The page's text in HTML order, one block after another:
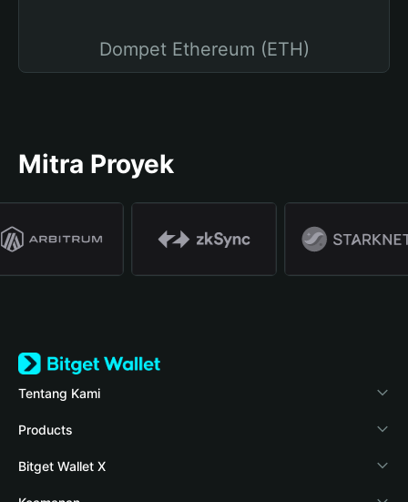
Dompet Ethereum (ETH)
Mitra Proyek
Tentang Kami
Bitget Wallet
Blog
Products
Crypto Card
Bitget Wallet X